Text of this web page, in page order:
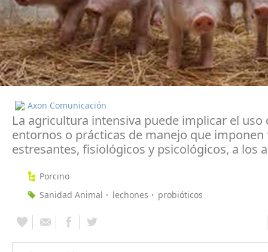
Axon Comunicación
La agricultura intensiva puede implicar el uso
entornos o prácticas de manejo que imponen
estresantes, fisiológicos y psicológicos, a los
Porcino
Sanidad Animal
lechones probióticos